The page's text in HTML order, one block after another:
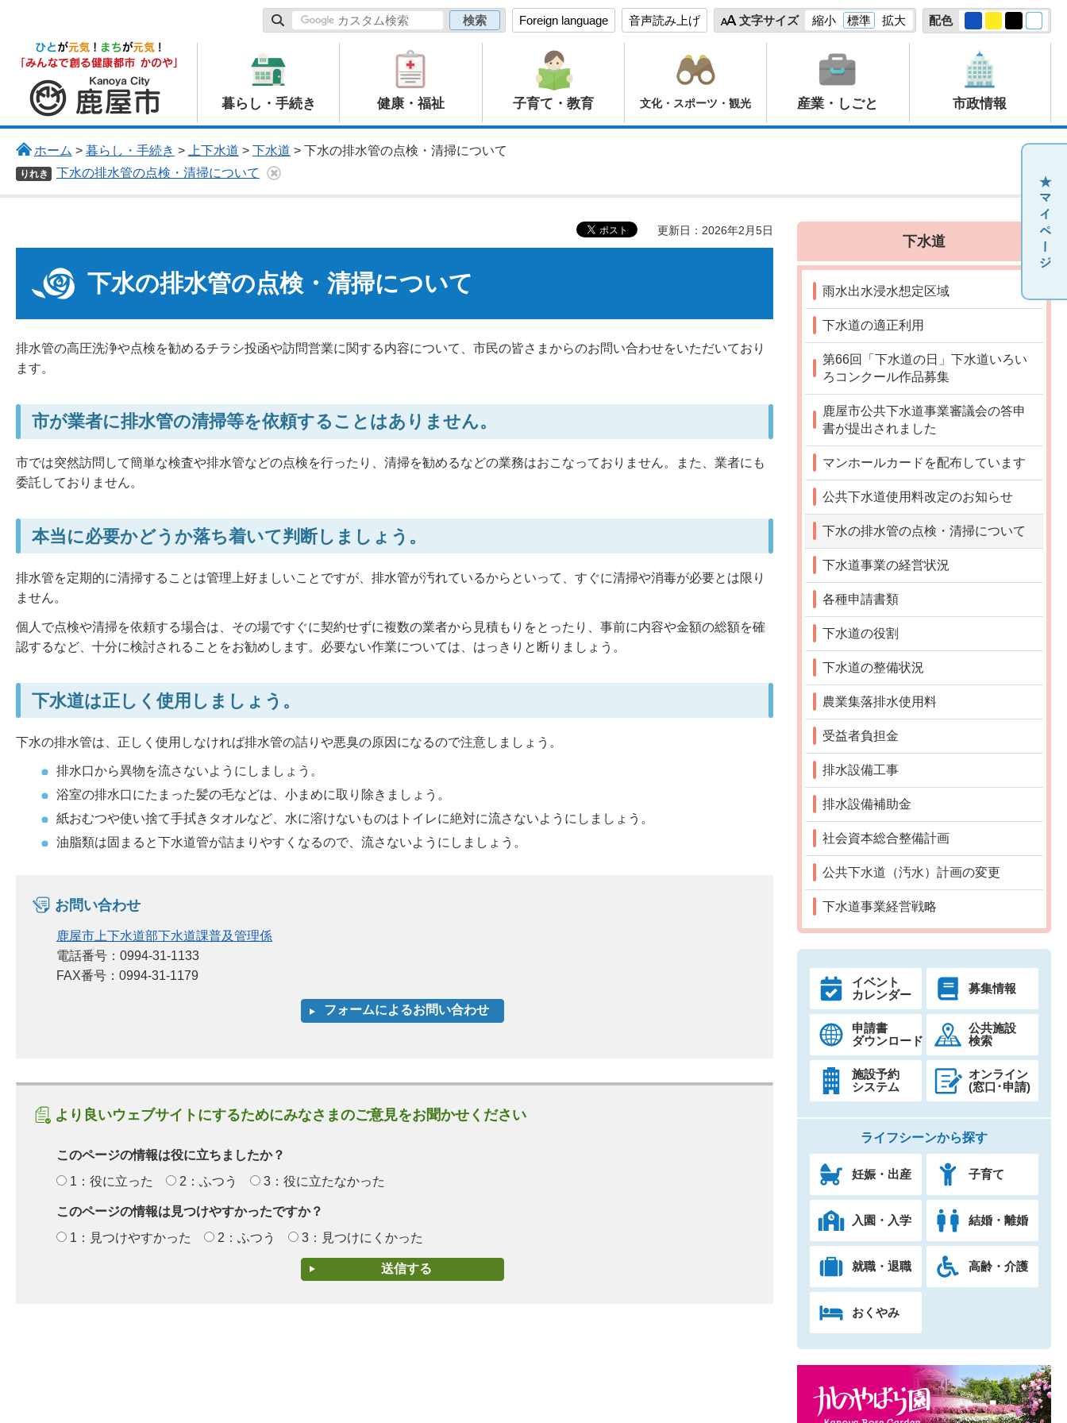
Foreign language 音声読み上げ 文字サイズ 縮小 標準 拡大 配色
鹿屋市
暮らし・手続き 健康・福祉 子育て・教育 文化・スポーツ・観光 産業・しごと 市政情報
ホーム > 暮らし・手続き > 上下水道 > 下水道 > 下水の排水管の点検・清掃について
りれき 下水の排水管の点検・清掃について
更新日：2026年2月5日
下水の排水管の点検・清掃について
排水管の高圧洗浄や点検を勧めるチラシ投函や訪問営業に関する内容について、市民の皆さまからのお問い合わせをいただいており
ます。
市が業者に排水管の清掃等を依頼することはありません。
市では突然訪問して簡単な検査や排水管などの点検を行ったり、清掃を勧めるなどの業務はおこなっておりません。また、業者にも
委託しておりません。
本当に必要かどうか落ち着いて判断しましょう。
排水管を定期的に清掃することは管理上好ましいことですが、排水管が汚れているからといって、すぐに清掃や消毒が必要とは限り
ません。
個人で点検や清掃を依頼する場合は、その場ですぐに契約せずに複数の業者から見積もりをとったり、事前に内容や金額の総額を確
認するなど、十分に検討されることをお勧めします。必要ない作業については、はっきりと断りましょう。
下水道は正しく使用しましょう。
下水の排水管は、正しく使用しなければ排水管の詰りや悪臭の原因になるので注意しましょう。
排水口から異物を流さないようにしましょう。
浴室の排水口にたまった髪の毛などは、小まめに取り除きましょう。
紙おむつや使い捨て手拭きタオルなど、水に溶けないものはトイレに絶対に流さないようにしましょう。
油脂類は固まると下水道管が詰まりやすくなるので、流さないようにしましょう。
お問い合わせ
鹿屋市上下水道部下水道課普及管理係
電話番号：0994-31-1133
FAX番号：0994-31-1179
より良いウェブサイトにするためにみなさまのご意見をお聞かせください
このページの情報は役に立ちましたか？
1：役に立った
2：ふつう 3：役に立たなかった
このページの情報は見つけやすかったですか？
1：見つけやすかった
2：ふつう 3：見つけにくかった
下水道
雨水出水浸水想定区域
下水道の適正利用
第66回「下水道の日」下水道いろい
ろコンクール作品募集
鹿屋市公共下水道事業審議会の答申
書が提出されました
マンホールカードを配布しています
公共下水道使用料改定のお知らせ
下水の排水管の点検・清掃について
下水道事業の経営状況
各種申請書類
下水道の役割
下水道の整備状況
農業集落排水使用料
受益者負担金
排水設備工事
排水設備補助金
社会資本総合整備計画
公共下水道（汚水）計画の変更
下水道事業経営戦略
イベント
カレンダー
募集情報
申請書
ダウンロード
公共施設
検索
施設予約
システム
オンライン
(窓口･申請)
ライフシーンから探す
妊娠・出産 子育て
入園・入学 結婚・離婚
就職・退職 高齢・介護
おくやみ